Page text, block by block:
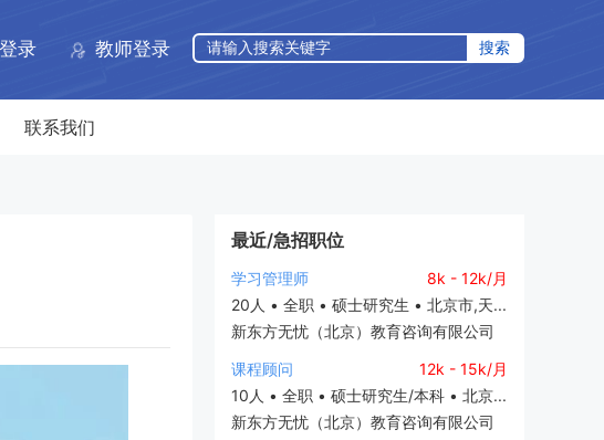
录 教师登录
联系我们
最近/急招职位
学习管理师
8k - 12k/月
20人 • 全职 • 硕士研究生 • 北京市,天...
新东方无忧（北京）教育咨询有限公司
课程顾问
12k - 15k/月
10人 • 全职 • 硕士研究生/本科 • 北京...
新东方无忧（北京）教育咨询有限公司